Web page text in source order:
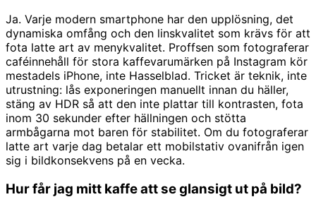
Ja. Varje modern smartphone har den upplösning, det
dynamiska omfång och den linskvalitet som krävs för att
fota latte art av menykvalitet. Proffsen som fotograferar
caféinnehåll för stora kaffevarumärken på Instagram kör
mestadels iPhone, inte Hasselblad. Tricket är teknik, inte
utrustning: lås exponeringen manuellt innan du häller,
stäng av HDR så att den inte plattar till kontrasten, fota
inom 30 sekunder efter hällningen och stötta
armbågarna mot baren för stabilitet. Om du fotograferar
latte art varje dag betalar ett mobilstativ ovanifrån igen
sig i bildkonsekvens på en vecka.
Hur får jag mitt kaffe att se glansigt ut på bild?